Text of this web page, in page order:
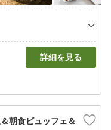
詳細を見る
朝食ビュッフェ＆